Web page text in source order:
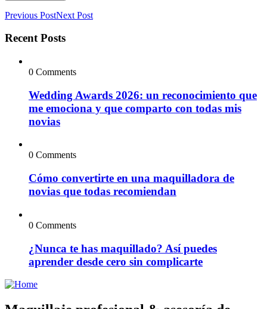
Previous PostNext Post
Recent Posts
0 Comments
Wedding Awards 2026: un reconocimiento que
me emociona y que comparto con todas mis
novias
0 Comments
Cómo convertirte en una maquilladora de
novias que todas recomiendan
0 Comments
¿Nunca te has maquillado? Así puedes
aprender desde cero sin complicarte